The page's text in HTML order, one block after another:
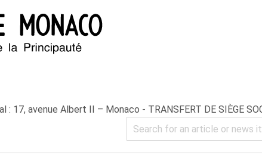
17, avenue Albert II – Monaco - TRANSFERT DE SIÈGE